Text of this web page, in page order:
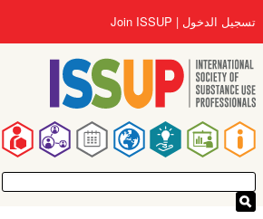
إلى
المحتوى
الرئيسي
Main
navigation
User
account
menu
تسجيل الدخول Join ISSUP